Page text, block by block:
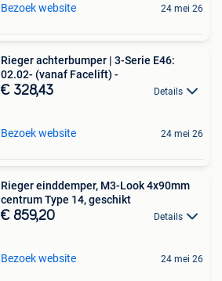
Bezoek website 24 mei 26
Rieger achterbumper | 3-Serie E46:
02.02- (vanaf Facelift) -
€ 328,43 Details
Bezoek website 24 mei 26
Rieger einddemper, M3-Look 4x90mm
centrum Type 14, geschikt
€ 859,20 Details
Bezoek website 24 mei 26